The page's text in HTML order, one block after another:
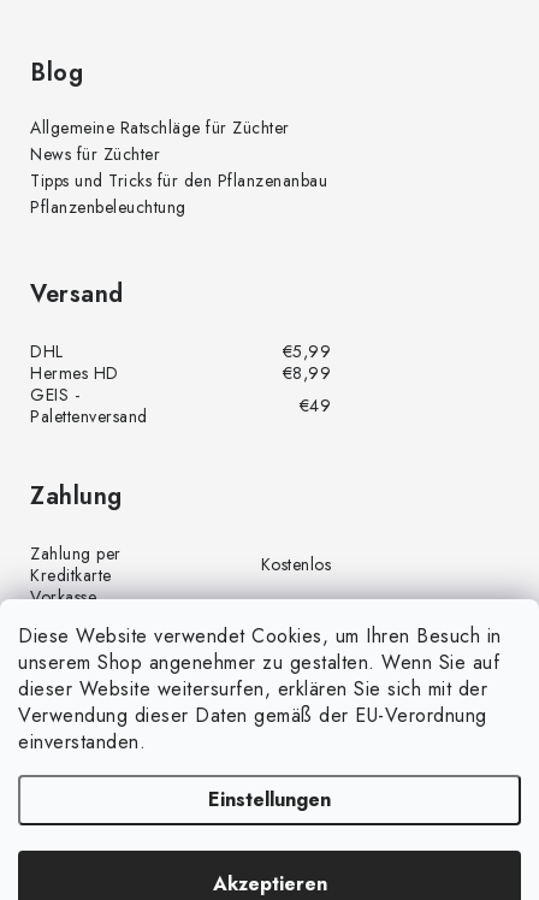
Diese Website verwendet Cookies, um Ihren Besuch in
unserem Shop angenehmer zu gestalten. Wenn Sie auf
dieser Website weitersurfen, erklären Sie sich mit der
Verwendung dieser Daten gemäß der EU-Verordnung
einverstanden.
Einstellungen
Akzeptieren
Blog
Allgemeine Ratschläge für Züchter
News für Züchter
Tipps und Tricks für den Pflanzenanbau
Pflanzenbeleuchtung
Versand
DHL
€5,99
Hermes HD
€8,99
GEIS -
Palettenversand
€49
Zahlung
Zahlung per
Kreditkarte
Kostenlos
Vorkasse
Zahlung per PayPal
Kostenlos
Nachnahme
€4,00
Copyright 2026GrünGarten.de. Alle Rechte vorbehalten.Cookie-
Einstellungen ändern